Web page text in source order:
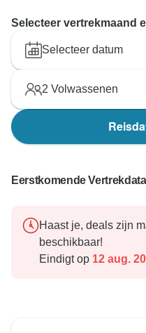
Selecteer vertrekmaand
Selecteer datum
2 Volwassenen
Eerstkomende Vertrekdata
Haast je, deals zijn
beschikbaar!
Eindigt op 12 aug.